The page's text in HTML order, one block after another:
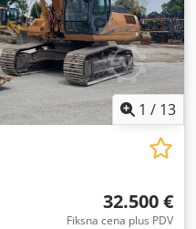
1 / 13
32.500 €
Fiksna cena plus PDV